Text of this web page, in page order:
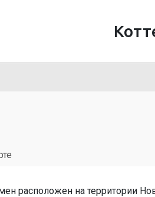
расположен на территории